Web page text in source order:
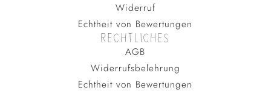
Widerruf
Echtheit von Bewertungen
RECHTLICHES
AGB
Widerrufsbelehrung
Echtheit von Bewertungen